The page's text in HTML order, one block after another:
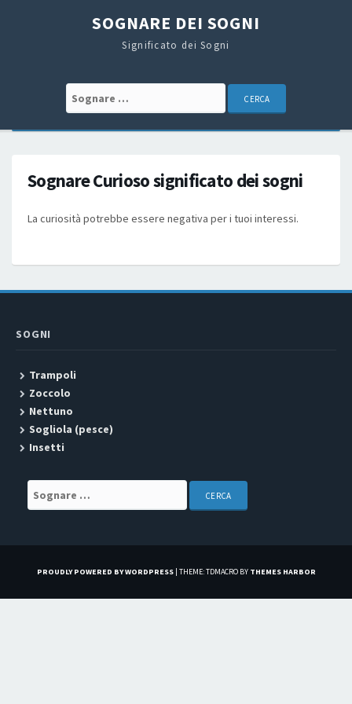
SOGNARE DEI SOGNI
Significato dei Sogni
Search for:
Sognare Curioso significato dei sogni
La curiosità potrebbe essere negativa per i tuoi interessi.
SOGNI
Trampoli
Zoccolo
Nettuno
Sogliola (pesce)
Insetti
Search for:
PROUDLY POWERED BY WORDPRESS | THEME: TDMACRO BY THEMES HARBOR